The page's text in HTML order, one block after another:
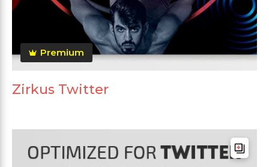
Premium
Zirkus Twitter